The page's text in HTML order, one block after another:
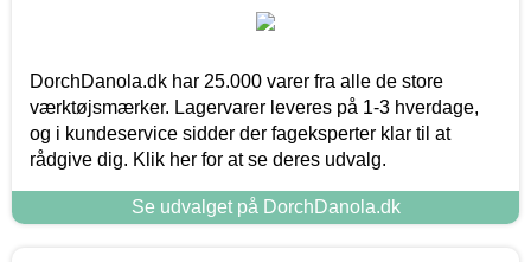
DorchDanola.dk har 25.000 varer fra alle de store
værktøjsmærker. Lagervarer leveres på 1-3 hverdage,
og i kundeservice sidder der fageksperter klar til at
rådgive dig. Klik her for at se deres udvalg.
Se udvalget på DorchDanola.dk